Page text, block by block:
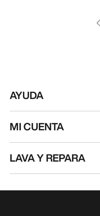
AYUDA
MI CUENTA
LAVA Y REPARA